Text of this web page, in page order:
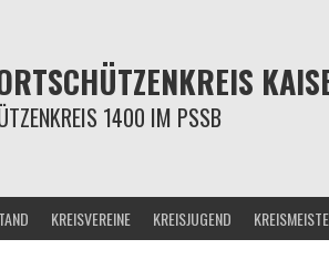
1400 IM PSSB
KREISVEREINE KREISJUGEND